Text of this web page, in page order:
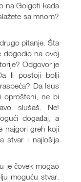
na Golgoti kada
sa mnom?
pitanje. Šta
dogodio na ovoj
Odgovor je
li postoji bolji
Da Isus
oprošteni, ne bi
slušaš. Ne!
događaj, a
najgori greh koji
stvar i najlošija
je čovek mogao
moguću stvar.